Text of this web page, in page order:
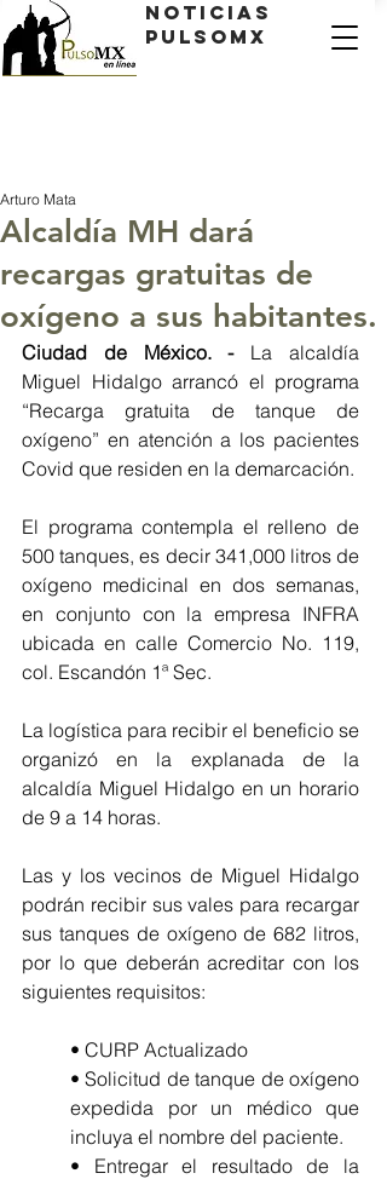
Noticias
PulsoMX
Alcaldía MH dará
recargas gratuitas de
oxígeno a sus habitantes.
Arturo Mata
Ciudad de México. - La alcaldía
Miguel Hidalgo arrancó el programa
“Recarga gratuita de tanque de
oxígeno” en atención a los pacientes
Covid que residen en la demarcación.
El programa contempla el relleno de
500 tanques, es decir 341,000 litros de
oxígeno medicinal en dos semanas,
en conjunto con la empresa INFRA
ubicada en calle Comercio No. 119,
col. Escandón 1ª Sec.
La logística para recibir el beneficio se
organizó en la explanada de la
alcaldía Miguel Hidalgo en un horario
de 9 a 14 horas.
Las y los vecinos de Miguel Hidalgo
podrán recibir sus vales para recargar
sus tanques de oxígeno de 682 litros,
por lo que deberán acreditar con los
siguientes requisitos:
• CURP Actualizado
• Solicitud de tanque de oxígeno
expedida por un médico que
incluya el nombre del paciente.
• Entregar el resultado de la